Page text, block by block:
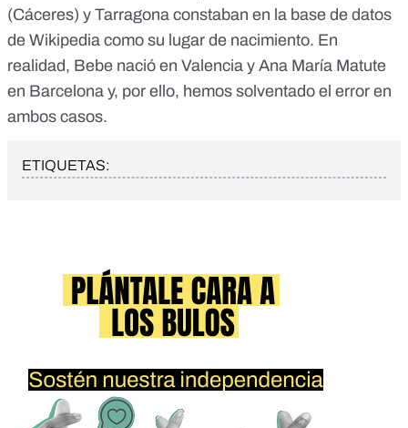
(Cáceres) y Tarragona constaban en la base de datos
de Wikipedia como su lugar de nacimiento. En
realidad, Bebe nació en Valencia y Ana María Matute
en Barcelona y, por ello, hemos solventado el error en
ambos casos.
ETIQUETAS: